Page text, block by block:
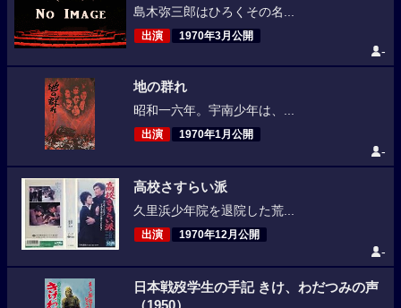
島木弥三郎はひろくその名...
出演 1970年3月公開
-
地の群れ
昭和一六年。宇南少年は、...
出演 1970年1月公開
-
高校さすらい派
久里浜少年院を退院した荒...
出演 1970年12月公開
-
日本戦歿学生の手記 きけ、わだつみの声